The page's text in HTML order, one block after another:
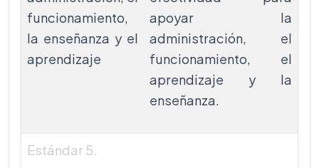
funcionamiento,
la enseñanza y el
aprendizaje
apoyar la
administración, el
funcionamiento, el
aprendizaje y la
enseñanza.
Estándar 5.